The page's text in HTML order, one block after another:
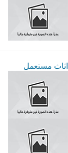
اثاث مستعمل